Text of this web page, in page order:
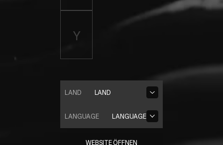
LAND
LAND
LANGUAGE
LANGUAGE
WEBSITE ÖFFNEN